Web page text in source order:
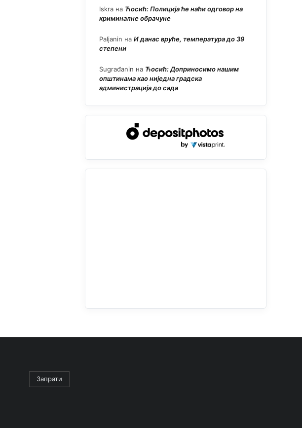
Iskra на Ћосић: Полиција ће наћи одговор на
криминалне обрачуне
Paljanin на И данас вруће, температура до 39
степени
Sugrađanin на Ћосић: Доприносимо нашим
општинама као ниједна градска
администрација до сада
Запрати